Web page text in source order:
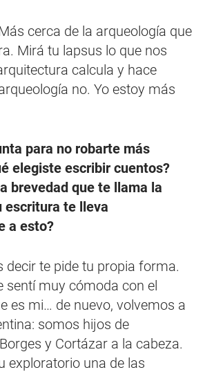
cerca de la arqueología que
Mirá tu lapsus lo que nos
calcula y hace
no. Yo estoy más
para no robarte más
elegiste escribir cuentos?
brevedad que te llama la
escritura te lleva
a esto?
decir te pide tu propia forma.
sentí muy cómoda con el
es mi… de nuevo, volvemos a
somos hijos de
y Cortázar a la cabeza.
exploratorio una de las